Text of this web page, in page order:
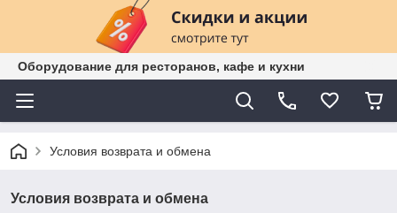
Оборудование для ресторанов, кафе и кухни
Условия возврата и обмена
Условия возврата и обмена